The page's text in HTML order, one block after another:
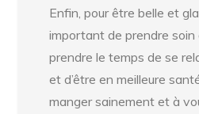
Enfin, pour être belle et
important de prendre soin
prendre le temps de se
et d’être en meilleure
manger sainement et à